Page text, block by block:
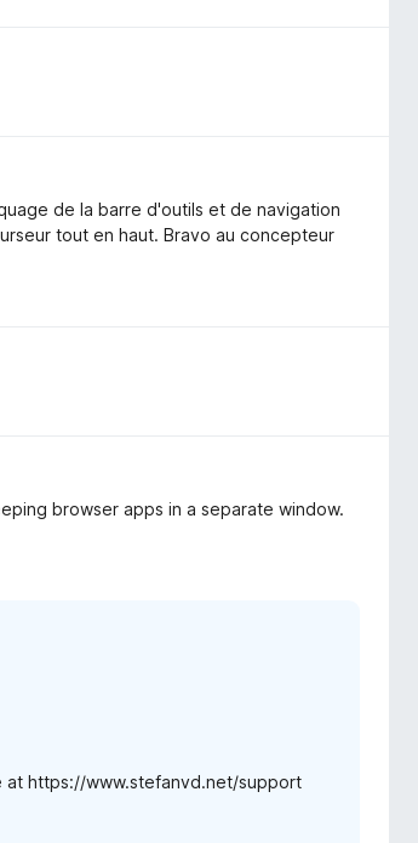
de la barre d'outils et de navigation
tout en haut. Bravo au concepteur
browser apps in a separate window.
at https://www.stefanvd.net/support